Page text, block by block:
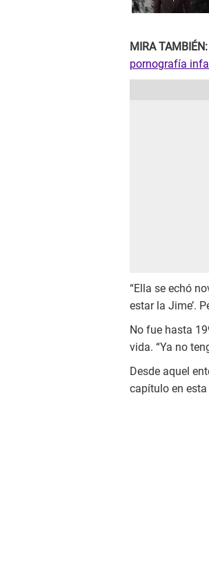
MIRA TAMBIÉN:
pornografía
“Ella se echó
estar la Jime’.
No fue hasta
vida. “Ya no
Desde aquel
capítulo en